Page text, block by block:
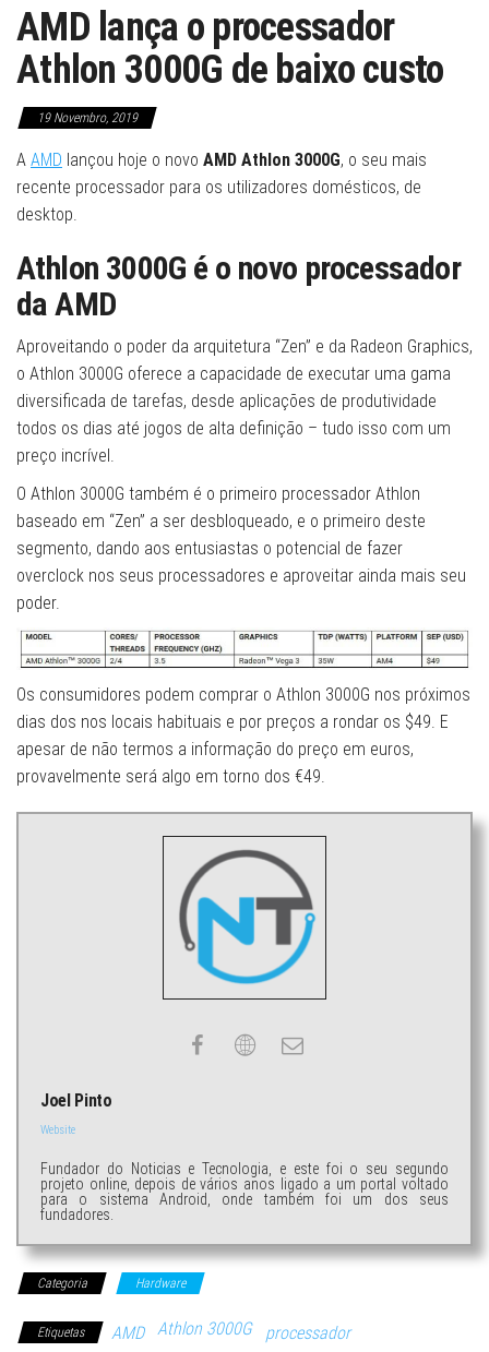
AMD lança o processador
Athlon 3000G de baixo custo
19 Novembro, 2019
A AMD lançou hoje o novo AMD Athlon 3000G, o seu mais
recente processador para os utilizadores domésticos, de
desktop.
Athlon 3000G é o novo processador
da AMD
Aproveitando o poder da arquitetura “Zen” e da Radeon Graphics,
o Athlon 3000G oferece a capacidade de executar uma gama
diversificada de tarefas, desde aplicações de produtividade
todos os dias até jogos de alta definição – tudo isso com um
preço incrível.
O Athlon 3000G também é o primeiro processador Athlon
baseado em “Zen” a ser desbloqueado, e o primeiro deste
segmento, dando aos entusiastas o potencial de fazer
overclock nos seus processadores e aproveitar ainda mais seu
poder.
Os consumidores podem comprar o Athlon 3000G nos próximos
dias dos nos locais habituais e por preços a rondar os $49. E
apesar de não termos a informação do preço em euros,
provavelmente será algo em torno dos €49.
Joel Pinto
Website
Fundador do Noticias e Tecnologia, e este foi o seu segundo
projeto online, depois de vários anos ligado a um portal voltado
para o sistema Android, onde também foi um dos seus
fundadores.
Categoria Hardware
Etiquetas AMD Athlon 3000G processador